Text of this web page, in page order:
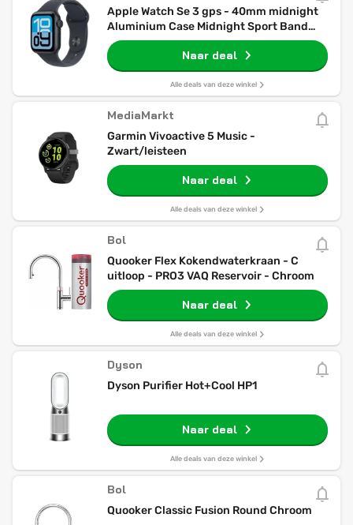
Apple Watch Se 3 gps - 40mm midnight
Aluminium Case Midnight Sport Band
S/m Smartwatch
Naar deal
Alle deals van deze winkel
MediaMarkt
Garmin Vivoactive 5 Music -
Zwart/leisteen
Naar deal
Alle deals van deze winkel
Bol
Quooker Flex Kokendwaterkraan - C
uitloop - PRO3 VAQ Reservoir - Chroom
Naar deal
Alle deals van deze winkel
Dyson
Dyson Purifier Hot+Cool HP1
Naar deal
Alle deals van deze winkel
Bol
Quooker Classic Fusion Round Chroom